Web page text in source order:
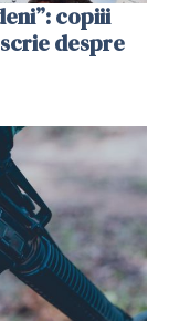
copiii
despre